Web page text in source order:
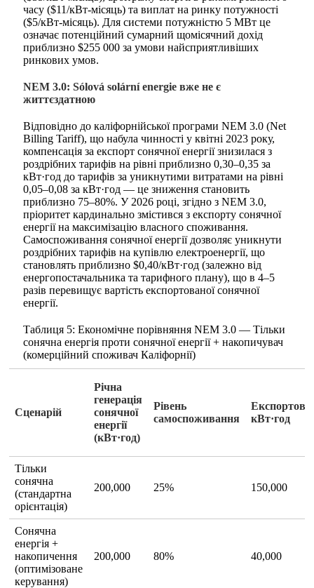
часу ($11/кВт-місяць) та виплат на ринку потужності
($5/кВт-місяць). Для системи потужністю 5 МВт це
означає потенційний сумарний щомісячний дохід
приблизно $255 000 за умови найсприятливіших
ринкових умов.
NEM 3.0: Sólová solární energie вже не є
життєздатною
Відповідно до каліфорнійської програми NEM 3.0 (Net
Billing Tariff), що набула чинності у квітні 2023 року,
компенсація за експорт сонячної енергії знизилася з
роздрібних тарифів на рівні приблизно 0,30–0,35 за
кВт·год до тарифів за уникнутими витратами на рівні
0,05–0,08 за кВт·год — це зниження становить
приблизно 75–80%. У 2026 році, згідно з NEM 3.0,
пріоритет кардинально змістився з експорту сонячної
енергії на максимізацію власного споживання.
Самоспоживання сонячної енергії дозволяє уникнути
роздрібних тарифів на купівлю електроенергії, що
становлять приблизно $0,40/кВт·год (залежно від
енергопостачальника та тарифного плану), що в 4–5
разів перевищує вартість експортованої сонячної
енергії.
Таблиця 5: Економічне порівняння NEM 3.0 — Тільки
сонячна енергія проти сонячної енергії + накопичувач
(комерційний споживач Каліфорнії)
Сценарій
Річна
генерація
сонячної
енергії
(кВт·год)
Рівень
самоспоживання
кВт·год
Тільки
сонячна
(стандартна
орієнтація)
200,000 25% 150,000
Сонячна
енергія +
накопичення
(оптимізоване
керування)
200,000 80% 40,000